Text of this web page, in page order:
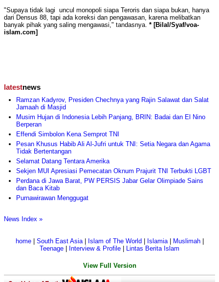
"Supaya tidak lagi uncul monopoli siapa Teroris dan siapa bukan, hanya
dari Densus 88, tapi ada koreksi dan pengawasan, karena melibatkan
banyak pihak yang saling mengawasi," tandasnya. * [Bilal/Syaf/voa-
islam.com]
latestnews
Ramzan Kadyrov, Presiden Chechnya yang Rajin Salawat dan Salat
Jamaah di Masjid
Musim Hujan di Indonesia Lebih Panjang, BRIN: Badai dan El Nino
Berperan
Effendi Simbolon Kena Semprot TNI
Pesan Khusus Habib Ali Al-Jufri untuk TNI: Setia Negara dan Agama
Tidak Bertentangan
Selamat Datang Tentara Amerika
Sekjen MUI Apresiasi Pemecatan Oknum Prajurit TNI Terbukti LGBT
Perdana di Jawa Barat, PW PERSIS Jabar Gelar Olimpiade Sains
dan Baca Kitab
Purnawirawan Menggugat
News Index »
home| South East Asia| Islam of The World Islamia| Muslimah|
Teenage
Interview & Profile Lintas Berita Islam
View Full Version